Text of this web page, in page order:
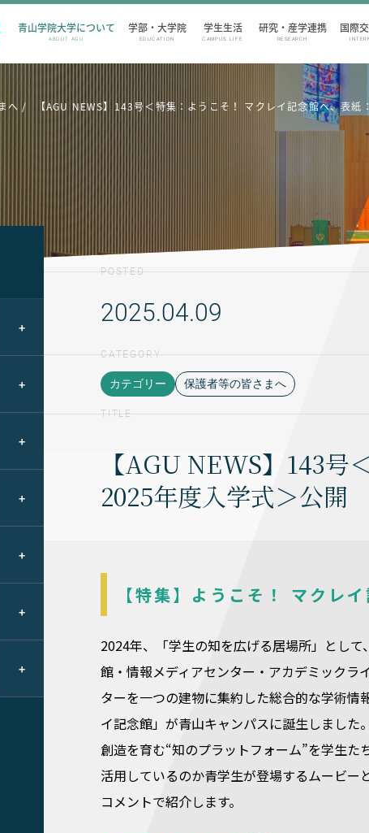
青山学院大学について
ABOUT AGU
学部・大学院
EDUCATION
学生生活
CAMPUS LIFE
研究・産学連携
RESEARCH
国際
へ 【AGU NEWS】143号＜特集：ようこそ！ マクレイ記念館へ、表
POSTED
2025.04.09
CATEGORY
カテゴリー 保護者等の皆さまへ
TITLE
【AGU NEWS】143号
2025年度入学式＞公開
【特集】ようこそ！ マクレ
2024年、「学生の知を広げる居場所」として
館・情報メディアセンター・アカデミックラ
ターを一つの建物に集約した総合的な学術情
イ記念館」が青山キャンパスに誕生しました
創造を育む“知のプラットフォーム”を学生た
活用しているのか――青学生が登場するムービー
コメントで紹介します。